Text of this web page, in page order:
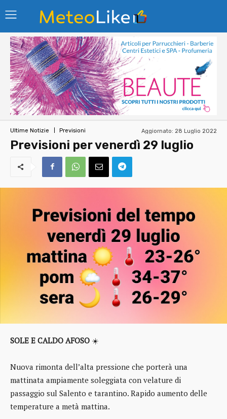
Ultime Notizie Previsioni Aggiornato: 28 Luglio 2022
Previsioni per venerdì 29 luglio
SOLE E CALDO AFOSO ☀️
Nuova rimonta dell’alta pressione che porterà una
mattinata ampiamente soleggiata con velature di
passaggio sul Salento e tarantino. Rapido aumento delle
temperature a metà mattina.